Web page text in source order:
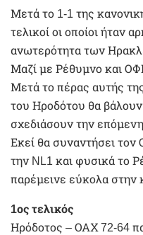
Μετά το 1-1 της
τελικοί οι οποίοι ήταν
ανωτερότητα των
Μαζί με Ρέθυμνο και
Μετά το πέρας αυτής
του Ηροδότου θα
σχεδιάσουν την
Εκεί θα συναντήσει
την NL1 και φυσικά το
παρέμεινε εύκολα στην
1ος τελικός
Ηρόδοτος – ΟΑΧ 72-64